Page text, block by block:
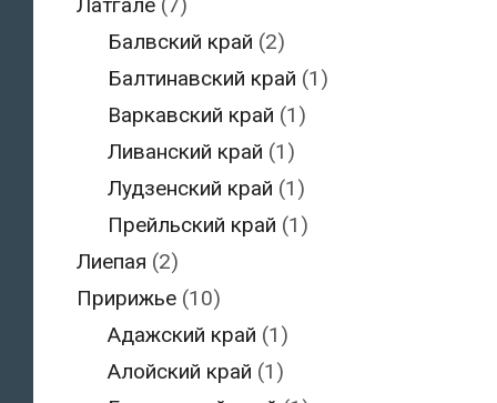
Балвский край (2)
Балтинавский край (1)
Варкавский край (1)
Ливанский край (1)
Лудзенский край (1)
Прейльский край (1)
Лиепая (2)
Пририжье(10)
Адажский край (1)
Алойский край (1)